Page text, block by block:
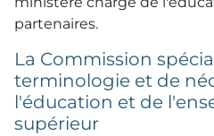
partenaires.
La Commission
terminologie et de
l'éducation et de
supérieur